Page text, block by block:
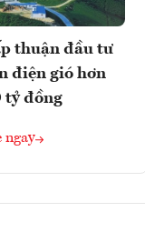
thuận đầu tư
điện gió hơn
tỷ đồng
ngay